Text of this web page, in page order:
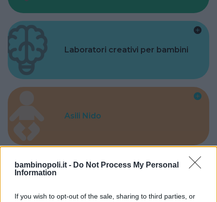
bambinopoli.it - Do Not Process My Personal
Information
If you wish to opt-out of the sale, sharing to third parties, or
Laboratori creativi per bambini
Asili Nido